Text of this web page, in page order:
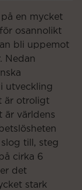
en mycket
osannolikt
bli uppemot
Nedan
utveckling
är otroligt
är världens
till, steg
cirka 6
det
stark